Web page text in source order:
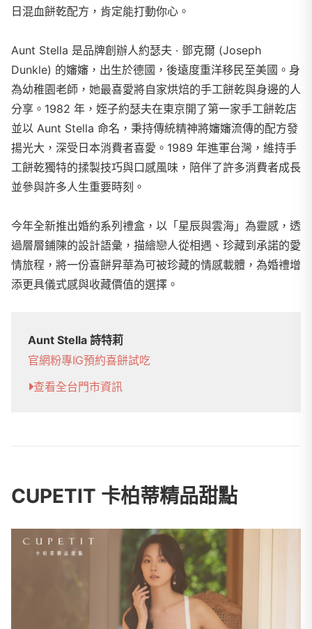
日混血餅乾配方，肯定能打動你心。
Aunt Stella 是品牌創辦人約瑟夫 · 鄧克爾 (Joseph
Dunkle) 的嬸嬸，出生於德國，後遠度重洋移民至美國。身
為幼稚園老師，她最喜愛將自家烘焙的手工餅乾與身邊的人
分享。1982 年，姪子約瑟夫在東京開了第一家手工餅乾店
並以 Aunt Stella 命名，秉持傳統精神將嬸嬸流傳的配方發
揚光大，深受日本消費者喜愛。1989 年進軍台灣，維持手
工餅乾獨特的揉製技巧與口感風味，陪伴了許多消費者成長
並參與許多人生重要時刻。
今年全新推出婚約系列禮盒，以「星辰與雲海」為靈感，透
過層層鋪陳的設計語彙，描繪戀人從相遇、珍藏到承諾的愛
情旅程，將一份喜餅昇華為可被珍藏的情感載體，為婚禮增
添更具儀式感與收藏價值的選擇。
Aunt Stella 詩特莉
官網粉專IG預約喜餅試吃
查看全台門市資訊
CUPETIT 卡柏蒂精品甜點